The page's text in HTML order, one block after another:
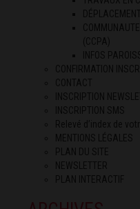
(CCPA)
INFOS
CONFIRMATION
CONTACT
INSCRIPTION
INSCRIPTION SMS
Relevé d’index de
MENTIONS LÉGALES
PLAN DU SITE
NEWSLETTER
PLAN INTERACTIF